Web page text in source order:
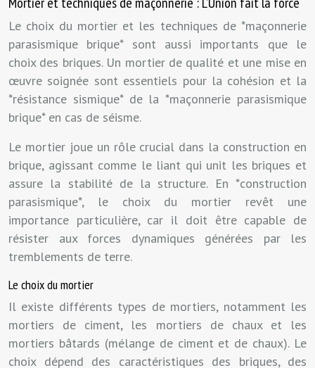
Le choix du mortier et les techniques de *maçonnerie
parasismique brique* sont aussi importants que le
choix des briques. Un mortier de qualité et une mise en
œuvre soignée sont essentiels pour la cohésion et la
*résistance sismique* de la *maçonnerie parasismique
brique* en cas de séisme.
Le mortier joue un rôle crucial dans la construction en
brique, agissant comme le liant qui unit les briques et
assure la stabilité de la structure. En *construction
parasismique*, le choix du mortier revêt une
importance particulière, car il doit être capable de
résister aux forces dynamiques générées par les
tremblements de terre.
Le choix du mortier
Il existe différents types de mortiers, notamment les
mortiers de ciment, les mortiers de chaux et les
mortiers bâtards (mélange de ciment et de chaux). Le
choix dépend des caractéristiques des briques, des